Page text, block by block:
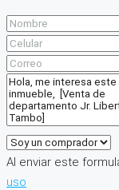
Al enviar este
uso